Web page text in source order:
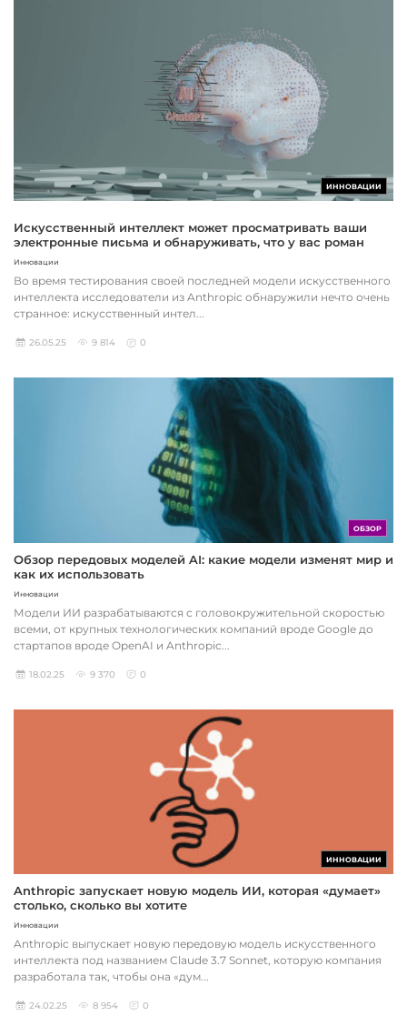
ИННОВАЦИИ
Искусственный интеллект может просматривать ваши
электронные письма и обнаруживать, что у вас роман
Инновации
Во время тестирования своей последней модели искусственного
интеллекта исследователи из Anthropic обнаружили нечто очень
странное: искусственный интел...
26.05.25 9 814 0
ОБЗОР
Обзор передовых моделей AI: какие модели изменят мир и
как их использовать
Инновации
Модели ИИ разрабатываются с головокружительной скоростью
всеми, от крупных технологических компаний вроде Google до
стартапов вроде OpenAI и Anthropic...
18.02.25 9 370 0
ИННОВАЦИИ
Anthropic запускает новую модель ИИ, которая «думает»
столько, сколько вы хотите
Инновации
Anthropic выпускает новую передовую модель искусственного
интеллекта под названием Claude 3.7 Sonnet, которую компания
разработала так, чтобы она «дум...
24.02.25 8 954 0